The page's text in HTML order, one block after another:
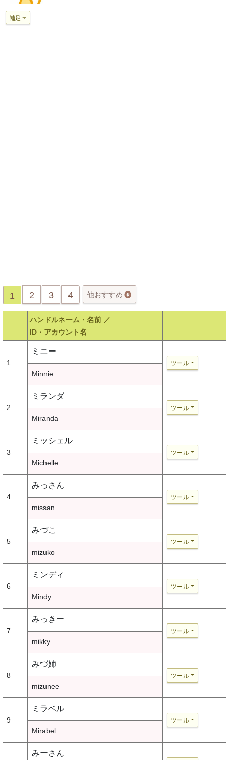
補足
1 2 3 4 他おすすめ
ハンドルネーム・名前 ／
ID・アカウント名
1
ミニー
ツール
Minnie
2
ミランダ
ツール
Miranda
3
ミッシェル
ツール
Michelle
4
みっさん
ツール
missan
5
みづこ
ツール
mizuko
6
ミンディ
ツール
Mindy
7
みっきー
ツール
mikky
8
みづ姉
ツール
mizunee
9
ミラベル
ツール
Mirabel
みーさん